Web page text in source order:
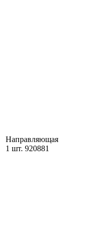
Направляющая
1 шт. 920881